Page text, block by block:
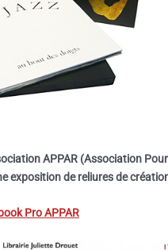
APPAR (Association
exposition de reliures de
Pro APPAR